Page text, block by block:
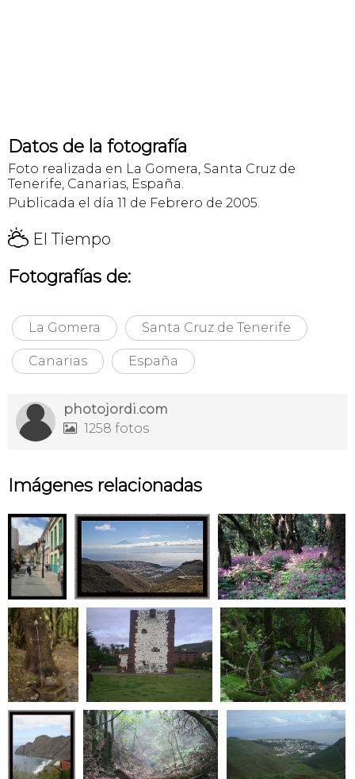
Datos de la fotografía
Foto realizada en La Gomera, Santa Cruz de
Tenerife, Canarias, España.
Publicada el día 11 de Febrero de 2005.
H El Tiempo
Fotografías de:
La Gomera Santa Cruz de Tenerife
Canarias España
photojordi.com
 1258 fotos
Imágenes relacionadas